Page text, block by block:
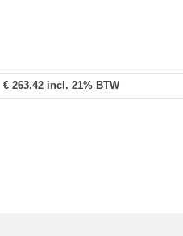
€ 263.42 incl. 21% BTW